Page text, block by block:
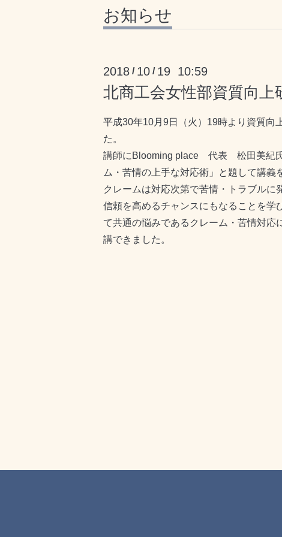
お知らせ
2018 / 10 / 19 10:59
北商工会女性部資質向
平成30年10月9日（火）19時より資質向
た。
講師にBlooming place 代表 松田美紀
ム・苦情の上手な対応術」と題して講義
クレームは対応次第で苦情・トラブルに
信頼を高めるチャンスにもなることを学
て共通の悩みであるクレーム・苦情対応
講できました。